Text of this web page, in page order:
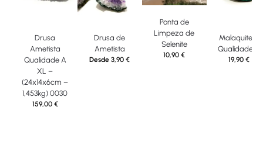
Drusa
Ametista
Qualidade A
XL –
(24x14x6cm –
1,453kg) 0030
159,00 €
Drusa de
Ametista
Desde3,90€
Ponta de
Limpeza de
Selenite
10,90€
Malaquite –
Qualidade A
19,90 €